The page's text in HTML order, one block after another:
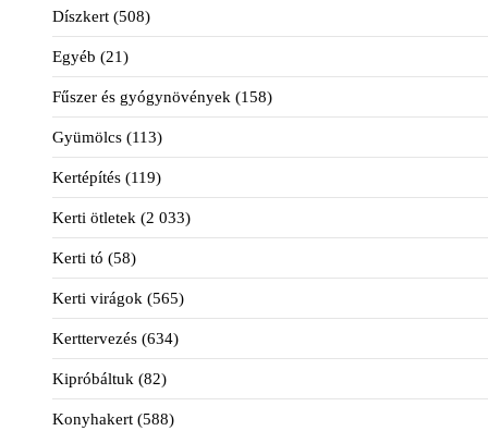
Díszkert (508)
Egyéb (21)
Fűszer és gyógynövények (158)
Gyümölcs (113)
Kertépítés (119)
Kerti ötletek (2 033)
Kerti tó (58)
Kerti virágok (565)
Kerttervezés (634)
Kipróbáltuk (82)
Konyhakert (588)